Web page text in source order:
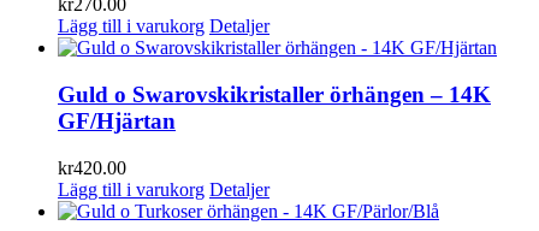
kr270.00
Lägg till i varukorg Detaljer
Guld o Swarovskikristaller örhängen – 14K
GF/Hjärtan
kr420.00
Lägg till i varukorg Detaljer